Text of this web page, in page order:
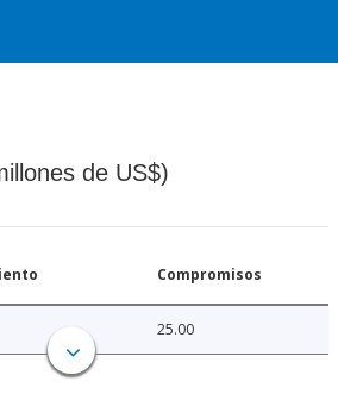
de US$)
Compromisos
25.00